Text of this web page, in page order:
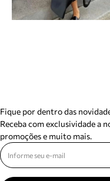
Fique por dentro das
Receba com exclusividade a
promoções e muito mais.